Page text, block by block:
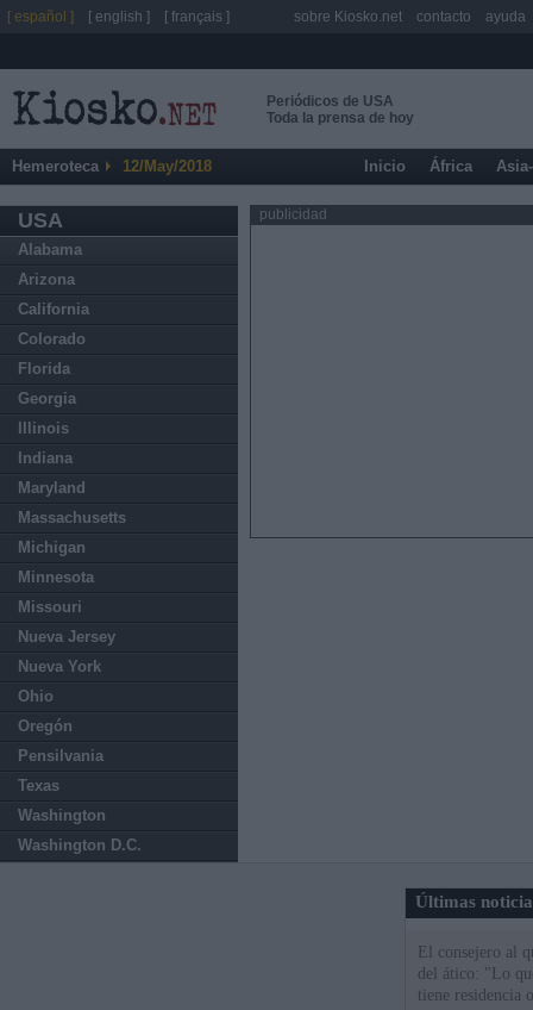
Periódicos de USA
Toda la prensa de hoy
Hemeroteca 12/May/2018 Inicio África
USA
Alabama
Arizona
California
Colorado
Florida
Georgia
Illinois
Indiana
Maryland
Massachusetts
Michigan
Minnesota
Missouri
Nueva Jersey
Nueva York
Ohio
Oregón
Pensilvania
Texas
Washington
Washington D.C.
publicidad
Últimas
El consejero al
del ático: "Lo
tiene residencia
[ español ] [ english ] [ français ] sobre Kiosko.net contacto ayuda